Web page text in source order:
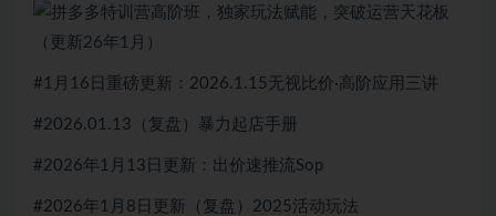
#1月16日重磅更新：2026.1.15无视比价·高阶应用三讲
#2026.01.13（复盘）暴力起店手册
#2026年1月13日更新：出价速推流Sop
#2026年1月8日更新（复盘）2025活动玩法